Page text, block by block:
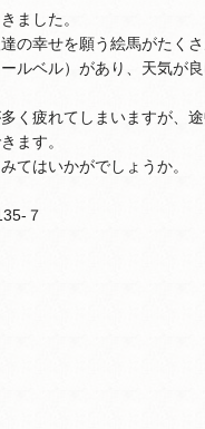
ました。
の幸せを願う絵馬がたく
ルベル）があり、天気が
く疲れてしまいますが、
ます。
てはいかがでしょうか。
７